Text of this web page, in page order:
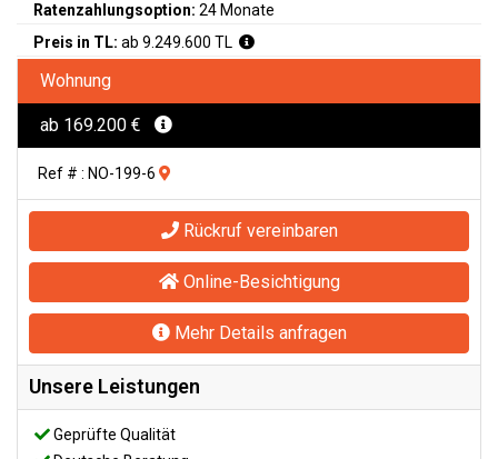
Ratenzahlungsoption: 24 Monate
Preis in TL: ab 9.249.600 TL
Wohnung
ab 169.200 €
Ref # : NO-199-6
Rückruf vereinbaren
Online-Besichtigung
Mehr Details anfragen
Unsere Leistungen
Geprüfte Qualität